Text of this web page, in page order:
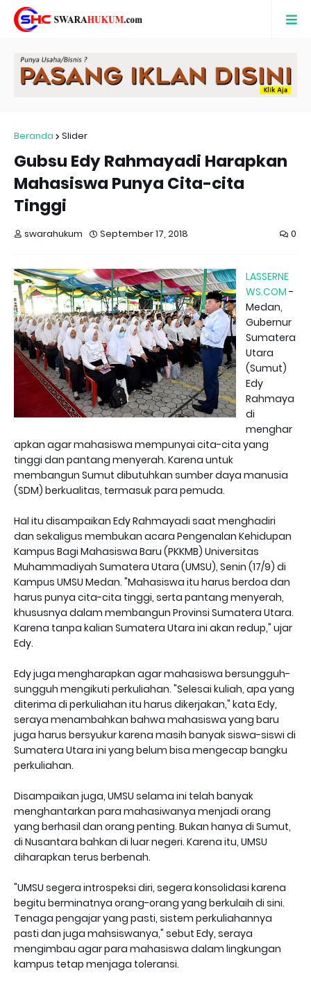
Beranda Slider
Gubsu Edy Rahmayadi Harapkan
Mahasiswa Punya Cita-cita
Tinggi
swarahukum September 17, 2018 0
LASSERNE
WS.COM -
Medan,
Gubernur
Sumatera
Utara
(Sumut)
Edy
Rahmaya
di
menghar
apkan agar mahasiswa mempunyai cita-cita yang
tinggi dan pantang menyerah. Karena untuk
membangun Sumut dibutuhkan sumber daya manusia
(SDM) berkualitas, termasuk para pemuda.
Hal itu disampaikan Edy Rahmayadi saat menghadiri
dan sekaligus membukan acara Pengenalan Kehidupan
Kampus Bagi Mahasiswa Baru (PKKMB) Universitas
Muhammadiyah Sumatera Utara (UMSU), Senin (17/9) di
Kampus UMSU Medan. "Mahasiswa itu harus berdoa dan
harus punya cita-cita tinggi, serta pantang menyerah,
khususnya dalam membangun Provinsi Sumatera Utara.
Karena tanpa kalian Sumatera Utara ini akan redup," ujar
Edy.
Edy juga mengharapkan agar mahasiswa bersungguh-
sungguh mengikuti perkuliahan. "Selesai kuliah, apa yang
diterima di perkuliahan itu harus dikerjakan," kata Edy,
seraya menambahkan bahwa mahasiswa yang baru
juga harus bersyukur karena masih banyak siswa-siswi di
Sumatera Utara ini yang belum bisa mengecap bangku
perkuliahan.
Disampaikan juga, UMSU selama ini telah banyak
menghantarkan para mahasiwanya menjadi orang
yang berhasil dan orang penting. Bukan hanya di Sumut,
di Nusantara bahkan di luar negeri. Karena itu, UMSU
diharapkan terus berbenah.
"UMSU segera introspeksi diri, segera konsolidasi karena
begitu berminatnya orang-orang yang berkulaih di sini.
Tenaga pengajar yang pasti, sistem perkuliahannya
pasti dan juga mahsiswanya," sebut Edy, seraya
mengimbau agar para mahasiswa dalam lingkungan
kampus tetap menjaga toleransi.